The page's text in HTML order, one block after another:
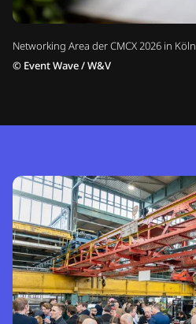
Networking Area der CMCX 2026 in Köln
© Event Wave / W&V